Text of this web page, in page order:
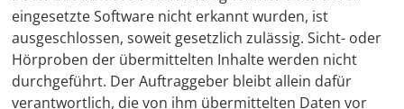
eingesetzte Software nicht erkannt wurden, ist
ausgeschlossen, soweit gesetzlich zulässig. Sicht- oder
Hörproben der übermittelten Inhalte werden nicht
durchgeführt. Der Auftraggeber bleibt allein dafür
verantwortlich, die von ihm übermittelten Daten vor